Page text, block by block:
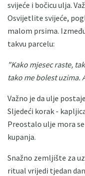
svijeće i bočicu ulja.
Osvijetlite svijeće,
malom prsima.
takvu parcelu:
"Kako mjesec raste,
tako me bolest uzima.
Važno je da ulje
Sljedeći korak -
Preostalo ulje mora
kupanja.
Snažno zemljište za
ritual vrijedi tjedan